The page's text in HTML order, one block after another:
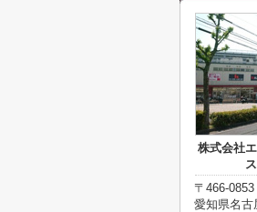
株式会社
〒466-0853
愛知県名古